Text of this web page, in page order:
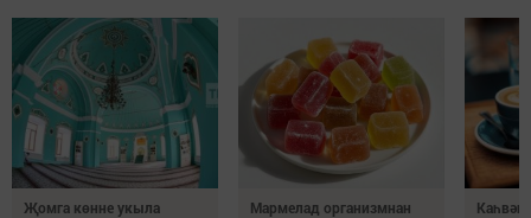
Җомга көнне укыла
Мармелад организмнан